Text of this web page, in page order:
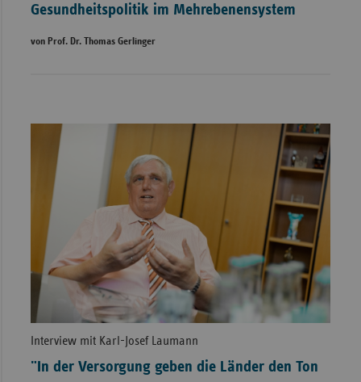
Gesundheitspolitik im Mehrebenensystem
von Prof. Dr. Thomas Gerlinger
Interview mit Karl-Josef Laumann
"In der Versorgung geben die Länder den Ton